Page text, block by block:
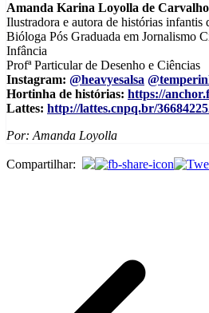
Amanda Karina Loyolla de
Ilustradora e autora de histórias
Bióloga Pós Graduada em Jornalismo
Infância
Profª Particular de Desenho e Ciências
Instagram: @heavyesalsa
Hortinha de histórias: https://
Lattes: http://lattes.cnpq.br/
Por: Amanda Loyolla
Compartilhar: